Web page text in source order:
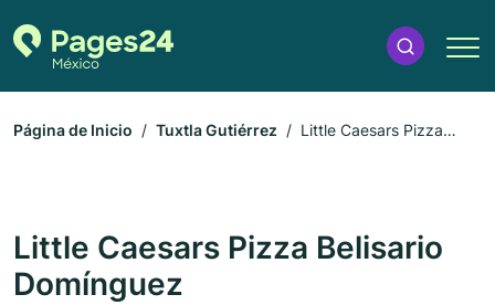
Página de Inicio Tuxtla Gutiérrez
Little Caesars Pizza
Little Caesars Pizza Belisario
Domínguez